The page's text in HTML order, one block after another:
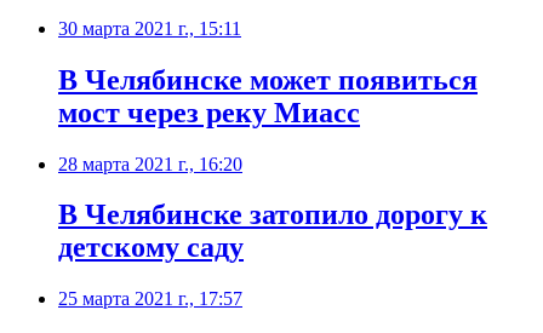
30 марта 2021 г., 15:11
​В Челябинске может появиться
мост через реку Миасс
28 марта 2021 г., 16:20
​В Челябинске затопило дорогу к
детскому саду
25 марта 2021 г., 17:57